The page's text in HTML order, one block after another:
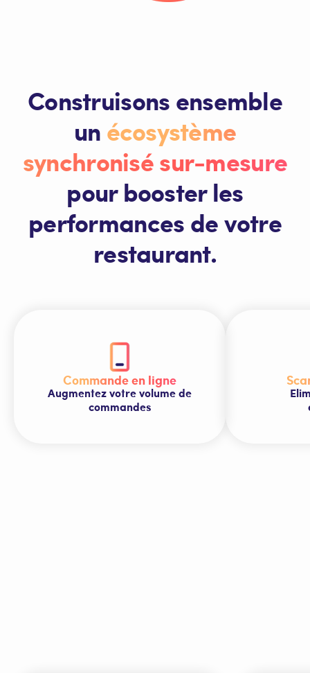
Construisons ensemble
unécosystème
synchronisé sur-mesure
pour booster les
performances de votre
restaurant.
Commande en ligne
Augmentez votre volume de
commandes